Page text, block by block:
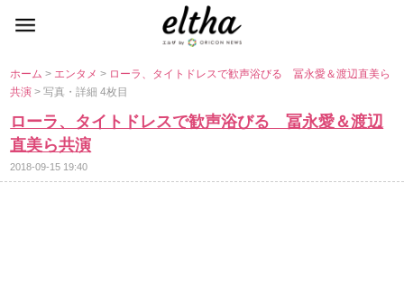
ホーム> エンタメ> ローラ、タイトドレスで歓声浴びる 冨永愛＆渡辺直美ら
共演> 写真・詳細 4枚目
ローラ、タイトドレスで歓声浴びる 冨永愛＆渡辺
直美ら共演
2018-09-15 19:40